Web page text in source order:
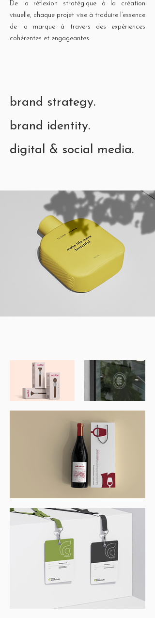
De la réflexion stratégique à la création
visuelle, chaque projet vise à traduire l’essence
de la marque à travers des expériences
cohérentes et engageantes.
brand strategy.
brand identity.
digital & social media.